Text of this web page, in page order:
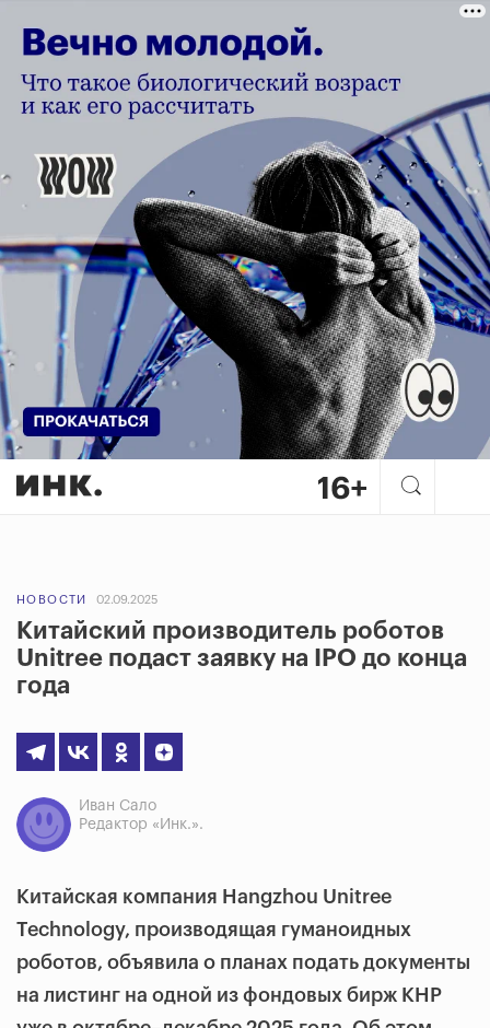
НОВОСТИ 02.09.2025
Китайский производитель роботов
Unitree подаст заявку на IPO до конца
года
Иван Сало
Редактор «Инк.».
Китайская компания Hangzhou Unitree
Technology, производящая гуманоидных
роботов, объявила о планах подать документы
на листинг на одной из фондовых бирж КНР